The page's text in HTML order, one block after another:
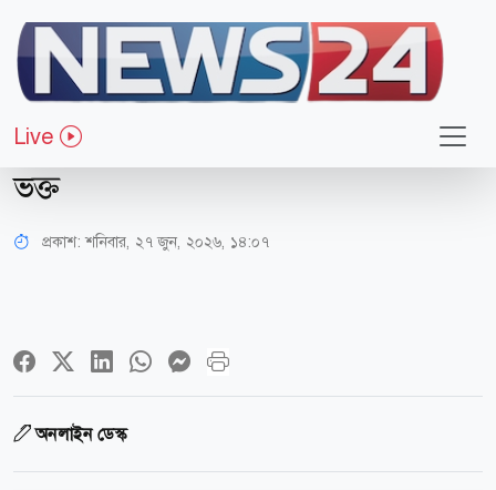
Live
সারাদেশ
পাগলা মসজিদের দানবাক্সে চিঠি,
বিশ্বকাপে বাংলাদেশকে দেখতে চান এক
ভক্ত
প্রকাশ:শনিবার, ২৭ জুন, ২০২৬, ১৪:০৭
অনলাইন ডেস্ক